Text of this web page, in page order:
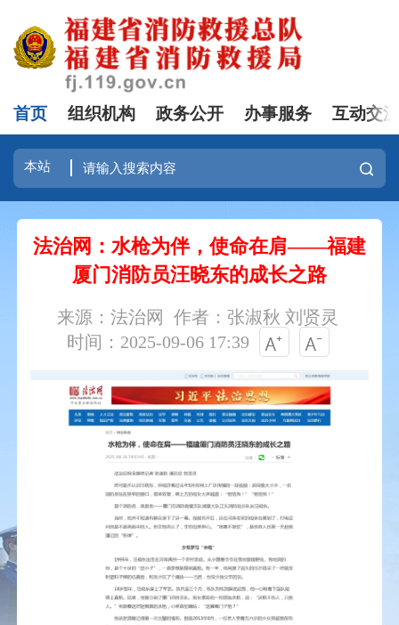
首页 组织机构 政务公开 办事服务 互动交
法治网：水枪为伴，使命在肩——福建
厦门消防员汪晓东的成长之路
来源：法治网
作者：张淑秋 刘贤灵
时间：2025-09-06 17:39